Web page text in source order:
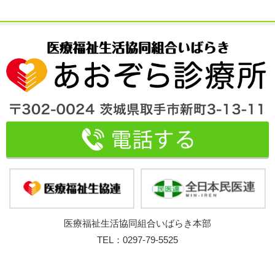
医療福祉生活協同組合いばらき本部
TEL：0297-79-5525